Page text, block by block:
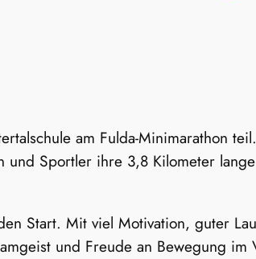
am Fulda-Minimarathon
Sportler ihre 3,8 Kilometer
Start. Mit viel Motivation, guter
und Freude an Bewegung im